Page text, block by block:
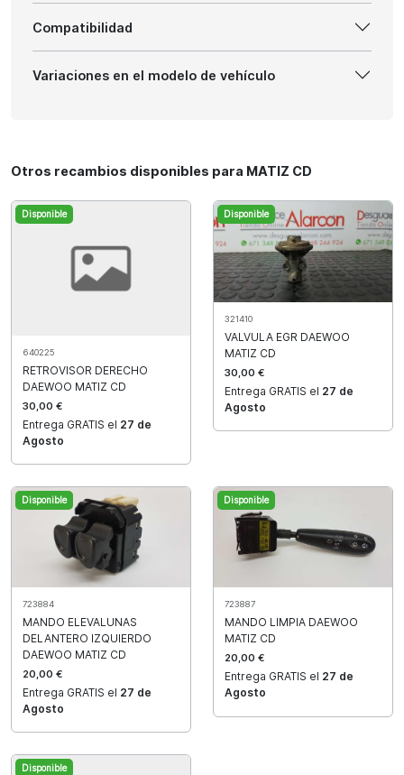
Compatibilidad
Variaciones en el modelo de vehículo
Otros recambios disponibles para MATIZ CD
Disponible
640225
RETROVISOR DERECHO
DAEWOO MATIZ CD
30,00 €
Entrega GRATIS el 27 de
Agosto
Disponible
321410
VALVULA EGR DAEWOO
MATIZ CD
30,00 €
Entrega GRATIS el 27 de
Agosto
Disponible
723884
MANDO ELEVALUNAS
DELANTERO IZQUIERDO
DAEWOO MATIZ CD
20,00 €
Entrega GRATIS el 27 de
Agosto
Disponible
723887
MANDO LIMPIA DAEWOO
MATIZ CD
20,00 €
Entrega GRATIS el 27 de
Agosto
Disponible